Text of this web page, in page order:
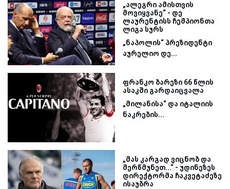
„ალეგრი ამისთვის
მოვიყვანე“ - დე
ლაურენტისს ჩემპიონთა
ლიგა სურს
„ნაპოლის“ პრეზიდენტი
აურელიო დე...
ფრანკო ბარეზი 66 წლის
ასაკში გარდაიცვალა
„მილანისა“ და იტალიის
ნაკრების...
„მას კარგად ვიცნობ და
მერწმუნეთ...“ - უდინეზეს
დირექტორმა ჩაკვეტაძეზე
ისაუბრა